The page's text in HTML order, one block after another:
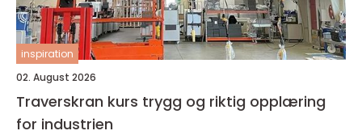
inspiration
02. August 2026
Traverskran kurs trygg og riktig opplæring
for industrien